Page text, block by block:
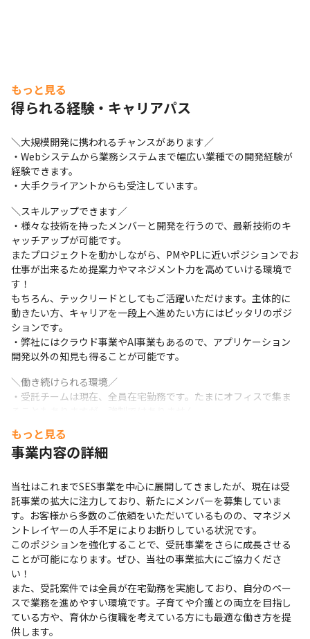
もっと見る
得られる経験・キャリアパス
＼大規模開発に携われるチャンスがあります／
・Webシステムから業務システムまで幅広い業種での開発経験が
経験できます。
・大手クライアントからも受注しています。
＼スキルアップできます／
・様々な技術を持ったメンバーと開発を行うので、最新技術のキ
ャッチアップが可能です。
またプロジェクトを動かしながら、PMやPLに近いポジションでお
仕事が出来るため提案力やマネジメント力を高めていける環境で
す！
もちろん、テックリードとしてもご活躍いただけます。主体的に
動きたい方、キャリアを一段上へ進めたい方にはピッタリのポジ
ションです。
・弊社にはクラウド事業やAI事業もあるので、アプリケーション
開発以外の知見も得ることが可能です。
＼働き続けられる環境／
・受託チームは現在、全員在宅勤務です。たまにオフィスで集ま
・出勤時間の変更も応相談。実際に定時より1時間半早い時間から
働いている社員もいます。
が出来ます。
もっと見る
事業内容の詳細
当社はこれまでSES事業を中心に展開してきましたが、現在は受
託事業の拡大に注力しており、新たにメンバーを募集していま
す。お客様から多数のご依頼をいただいているものの、マネジメ
ントレイヤーの人手不足によりお断りしている状況です。
このポジションを強化することで、受託事業をさらに成長させる
ことが可能になります。ぜひ、当社の事業拡大にご協力くださ
い！
また、受託案件では全員が在宅勤務を実施しており、自分のペー
スで業務を進めやすい環境です。子育てや介護との両立を目指し
ている方や、育休から復職を考えている方にも最適な働き方を提
供します。